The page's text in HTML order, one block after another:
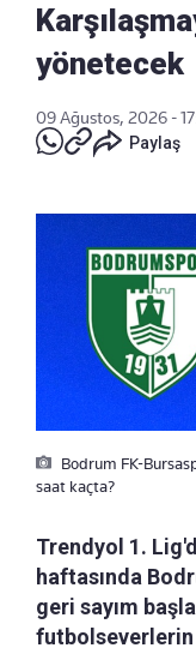
yönetecek
09 Ağustos, 2026 -
Paylaş
Bodrum FK-
saat kaçta?
Trendyol 1.
haftasında
geri sayım